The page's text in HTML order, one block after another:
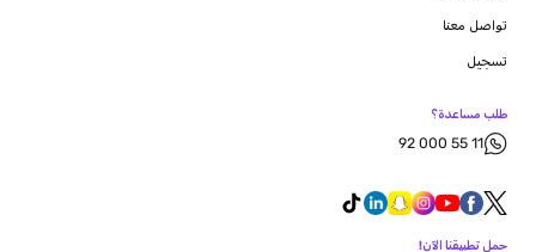
تواصل معنا
تسجيل
طلب مساعدة؟
92 000 55 11
حمل تطبيقنا الآن!